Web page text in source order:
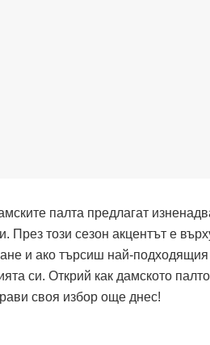
палта предлагат
През този сезон акцентът е
и ако търсиш най-
си. Открий как дамското
своя избор още днес!